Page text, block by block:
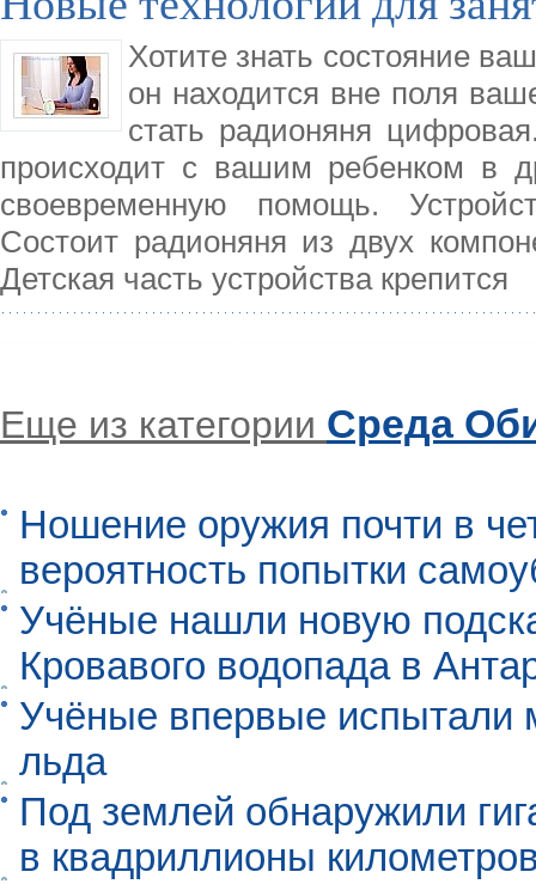
Хотите знать состояние
он находится вне поля
стать радионяня
происходит с вашим ребенком в
своевременную помощь.
Состоит радионяня из двух
Детская часть устройства крепится
Еще из категории Среда
Ношение оружия почти в
вероятность попытки
Учёные нашли новую
Кровавого водопада в
Учёные впервые испытали
льда
Под землей обнаружили
в квадриллионы